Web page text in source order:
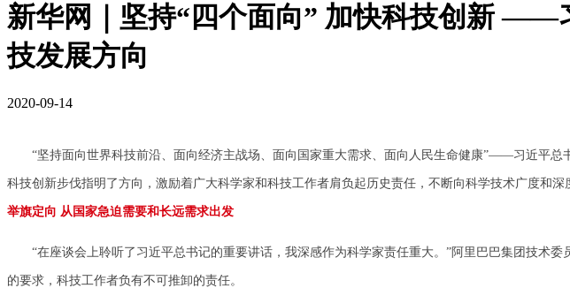
新华网｜坚持“四个面向” 加快科技创新 ——
技发展方向
2020-09-14
“坚持面向世界科技前沿、面向经济主战场、面向国家重大需求、面向人民生命健康”——习近平总
科技创新步伐指明了方向，激励着广大科学家和科技工作者肩负起历史责任，不断向科学技术广度和深
举旗定向 从国家急迫需要和长远需求出发
“在座谈会上聆听了习近平总书记的重要讲话，我深感作为科学家责任重大。”阿里巴巴集团技术委
的要求，科技工作者负有不可推卸的责任。